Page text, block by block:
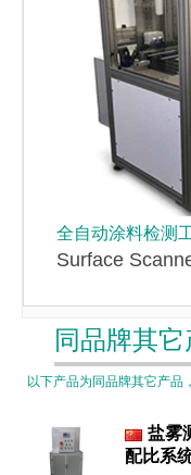
全自动涂料检测
Surface
同品牌其它
以下产品为同品牌其它产品
盐雾
配比系